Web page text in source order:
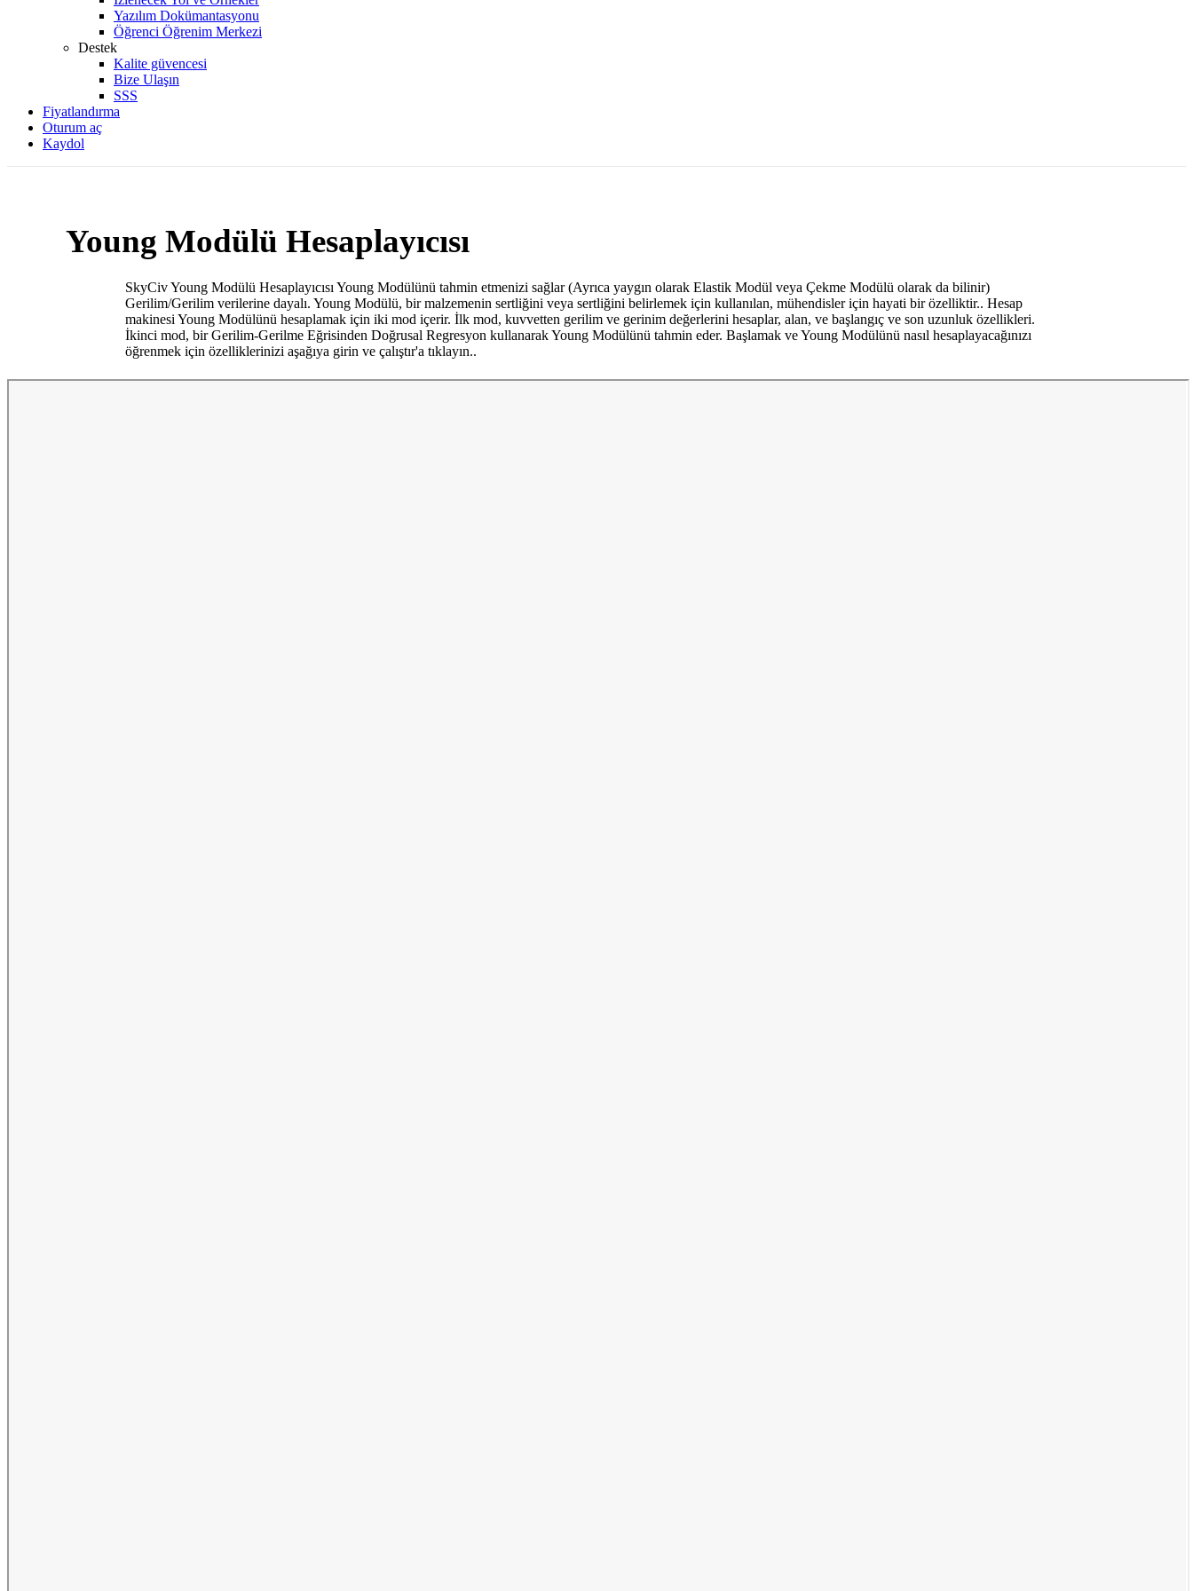
Yazılım Dokümantasyonu
Öğrenci Öğrenim Merkezi
Destek
Kalite güvencesi
Bize Ulaşın
SSS
Fiyatlandırma
Oturum aç
Kaydol
Young Modülü Hesaplayıcısı
SkyCiv Young Modülü Hesaplayıcısı Young Modülünü tahmin etmenizi sağlar (Ayrıca yaygın olarak Elastik Modül veya Çekme Modülü olarak da bilinir)
Gerilim/Gerilim verilerine dayalı. Young Modülü, bir malzemenin sertliğini veya sertliğini belirlemek için kullanılan, mühendisler için hayati bir özelliktir.. Hesap
makinesi Young Modülünü hesaplamak için iki mod içerir. İlk mod, kuvvetten gerilim ve gerinim değerlerini hesaplar, alan, ve başlangıç ​​ve son uzunluk özellikleri.
İkinci mod, bir Gerilim-Gerilme Eğrisinden Doğrusal Regresyon kullanarak Young Modülünü tahmin eder. Başlamak ve Young Modülünü nasıl hesaplayacağınızı
öğrenmek için özelliklerinizi aşağıya girin ve çalıştır'a tıklayın..